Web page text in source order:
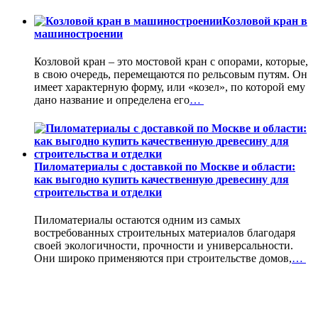
Козловой кран в
машиностроении
Козловой кран – это мостовой кран с опорами, которые,
в свою очередь, перемещаются по рельсовым путям. Он
имеет характерную форму, или «козел», по которой ему
дано название и определена его…
Пиломатериалы с доставкой по Москве и области:
как выгодно купить качественную древесину для
строительства и отделки
Пиломатериалы остаются одним из самых
востребованных строительных материалов благодаря
своей экологичности, прочности и универсальности.
Они широко применяются при строительстве домов,…